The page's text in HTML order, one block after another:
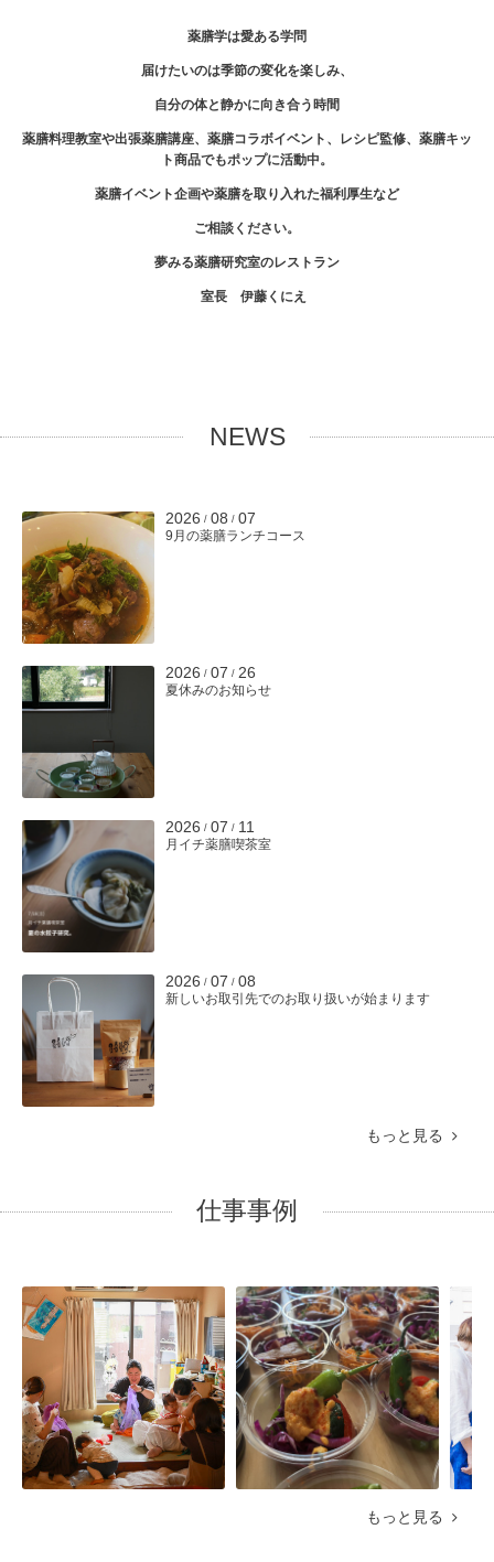
薬膳学は愛ある学問
届けたいのは季節の変化を楽しみ、
自分の体と静かに向き合う時間
薬膳料理教室や出張薬膳講座、薬膳コラボイベント、レシピ監修、薬膳キッ
ト商品でもポップに活動中。
薬膳イベント企画や薬膳を取り入れた福利厚生など
ご相談ください。
夢みる薬膳研究室のレストラン
室長 伊藤くにえ
NEWS
2026 / 08 / 07
9月の薬膳ランチコース
2026 / 07 / 26
夏休みのお知らせ
2026 / 07 / 11
月イチ薬膳喫茶室
2026 / 07 / 08
新しいお取引先でのお取り扱いが始まります
もっと見る
仕事事例
もっと見る